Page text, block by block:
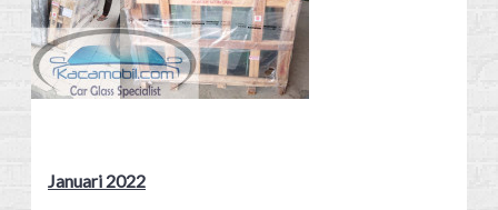
Januari 2022